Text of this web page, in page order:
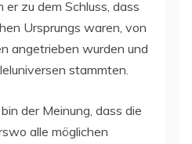
er zu dem Schluss, dass
Ursprungs waren, von
angetrieben wurden und
stammten.
der Meinung, dass die
alle möglichen